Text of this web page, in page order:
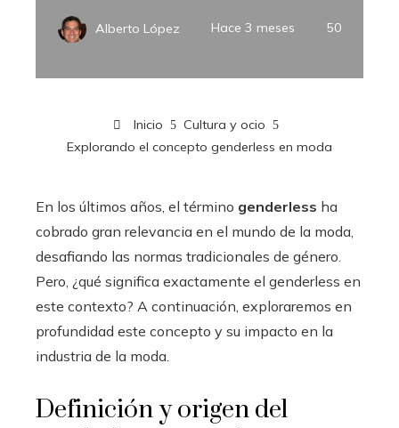
Alberto López Hace 3 meses 50
Inicio
Cultura y ocio
Explorando el concepto genderless en moda
En los últimos años, el término genderless ha
cobrado gran relevancia en el mundo de la moda,
desafiando las normas tradicionales de género.
Pero, ¿qué significa exactamente el genderless en
este contexto? A continuación, exploraremos en
profundidad este concepto y su impacto en la
industria de la moda.
Definición y origen del